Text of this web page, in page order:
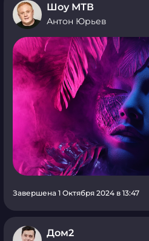
Шоу МТВ
Антон Юрьев
Завершена 1 Октября 2024 в 13:47
Дом2